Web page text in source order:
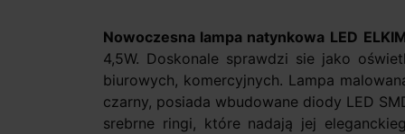
Nowoczesna lampa natynkowa LED
4,5W. Doskonale sprawdzi sie jako
biurowych, komercyjnych. Lampa
czarny, posiada wbudowane diody LED
srebrne ringi, które nadają jej